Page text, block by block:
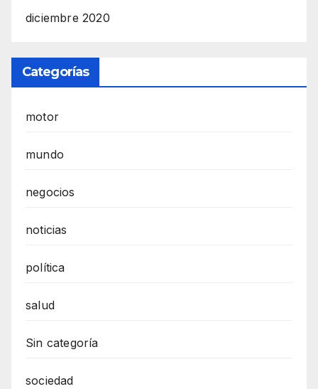
diciembre 2020
Categorías
motor
mundo
negocios
noticias
política
salud
Sin categoría
sociedad